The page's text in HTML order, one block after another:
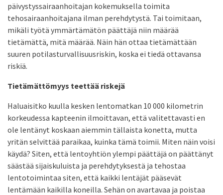
päivystyssairaanhoitajan kokemuksella toimita
tehosairaanhoitajana ilman perehdytystä. Tai toimitaan,
mikäli työtä ymmärtämätön päättäjä niin määrää
tietämättä, mitä määrää. Näin hän ottaa tietämättään
suuren potilasturvallisuusriskin, koska ei tiedä ottavansa
riskiä.
Tietämättömyys teettää riskejä
Haluaisitko kuulla kesken lentomatkan 10 000 kilometrin
korkeudessa kapteenin ilmoittavan, että valitettavasti en
ole lentänyt koskaan aiemmin tällaista konetta, mutta
yritän selvittää paraikaa, kuinka tämä toimii. Miten näin voisi
käydä? Siten, että lentoyhtiön ylempi päättäjä on päättänyt
säästää sijaiskuluista ja perehdytyksestä ja tehostaa
lentotoimintaa siten, että kaikki lentäjät pääsevät
lentämään kaikilla koneilla. Sehän on avartavaa ja poistaa